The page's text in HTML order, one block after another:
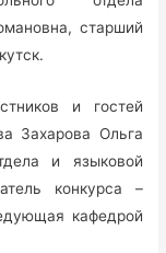
старший
и гостей
Захарова Ольга
и языковой
конкурса –
кафедрой